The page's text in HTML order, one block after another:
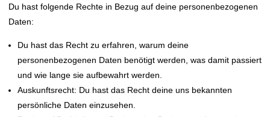
Du hast folgende Rechte in Bezug auf deine personenbezogenen
Daten:
Du hast das Recht zu erfahren, warum deine
personenbezogenen Daten benötigt werden, was damit passiert
und wie lange sie aufbewahrt werden.
Auskunftsrecht: Du hast das Recht deine uns bekannten
persönliche Daten einzusehen.